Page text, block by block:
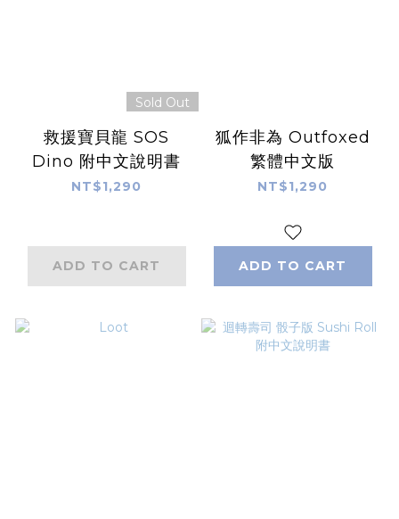
Sold Out
救援寶貝龍 SOS
Dino 附中文說明書
NT$1,290
ADD TO CART
狐作非為 Outfoxed
繁體中文版
NT$1,290
ADD TO CART